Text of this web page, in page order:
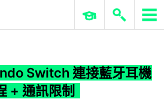
ERP 與商業 AI
Switch 連接藍牙耳機
+ 通訊限制